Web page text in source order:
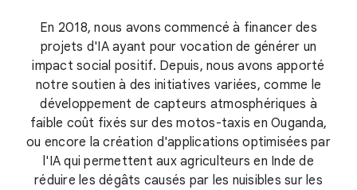
En 2018, nous avons commencé à financer des
projets d'IA ayant pour vocation de générer un
impact social positif. Depuis, nous avons apporté
notre soutien à des initiatives variées, comme le
développement de capteurs atmosphériques à
faible coût fixés sur des motos-taxis en Ouganda,
ou encore la création d'applications optimisées par
l'IA qui permettent aux agriculteurs en Inde de
réduire les dégâts causés par les nuisibles sur les